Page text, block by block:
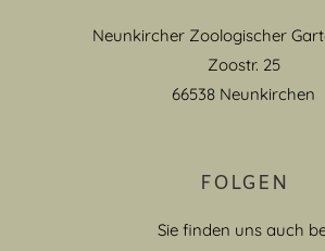
Neunkircher Zoologischer
Zoostr. 25
66538 Neunkirchen
FOLGEN
Sie finden uns auch